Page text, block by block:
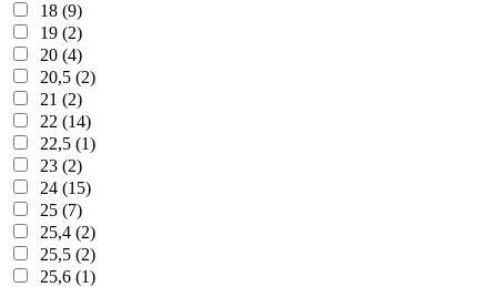
18 (9)
19 (2)
20 (4)
20,5 (2)
21 (2)
22 (14)
22,5 (1)
23 (2)
24 (15)
25 (7)
25,4 (2)
25,5 (2)
25,6 (1)